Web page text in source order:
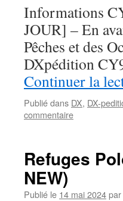
Informations
JOUR] – En
Pêches et des
DXpédition
Continuer la
Publié dans DX, DX-
commentaire
Refuges
NEW)
Publié le 14 mai 2024par